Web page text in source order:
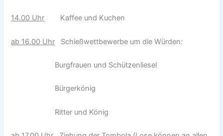
14.00 Uhr Kaffee und Kuchen
ab 16.00 Uhr Schießwettbewerbe um die Würden:
Burgfrauen und Schützenliesel
Bürgerkönig
Ritter und König